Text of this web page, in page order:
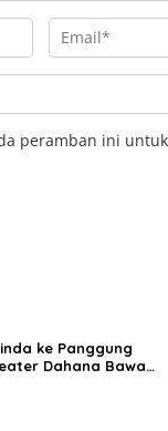
peramban ini
ke Panggung
Dahana Bawa